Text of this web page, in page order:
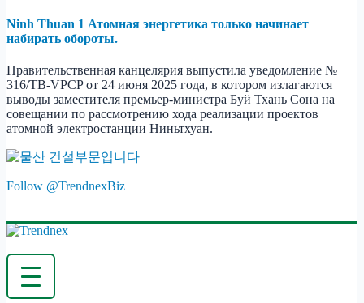
Ninh Thuan 1 Атомная энергетика только начинает
набирать обороты.
Правительственная канцелярия выпустила уведомление №
316/TB-VPCP от 24 июня 2025 года, в котором излагаются
выводы заместителя премьер-министра Буй Тхань Сона на
совещании по рассмотрению хода реализации проектов
атомной электростанции Ниньтхуан.
Follow @TrendnexBiz